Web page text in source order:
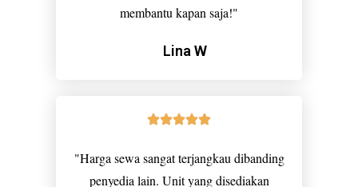
membantu kapan saja!"
Lina W
"Harga sewa sangat terjangkau dibanding
penyedia lain. Unit yang disediakan